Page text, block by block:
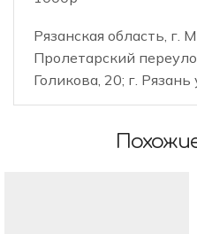
Рязанская область, г.
Пролетарский
Голикова, 20; г.